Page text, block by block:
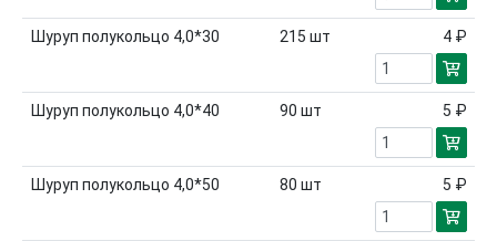
Шуруп полукольцо 4,0*30 215 шт 4 ₽
Шуруп полукольцо 4,0*40 90 шт 5 ₽
Шуруп полукольцо 4,0*50 80 шт 5 ₽